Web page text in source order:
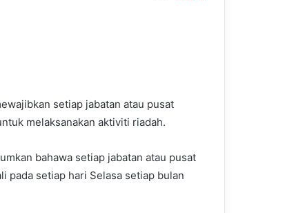
setiap jabatan atau pusat
melaksanakan aktiviti riadah.
bahawa setiap jabatan atau pusat
pada setiap hari Selasa setiap bulan